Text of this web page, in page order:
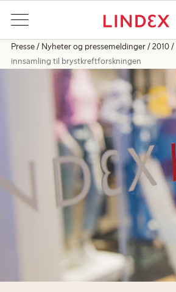
Presse Nyheter og pressemeldinger 2010
innsamling til brystkreftforskningen